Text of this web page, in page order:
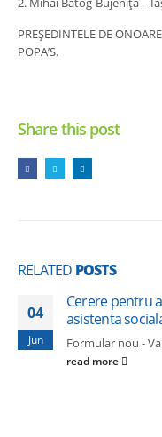
PREŞEDINTELE DE
POPA’S.
Share this post
RELATED POSTS
04
Jun
Cerere pentru
asistenta
Formular nou -
read more